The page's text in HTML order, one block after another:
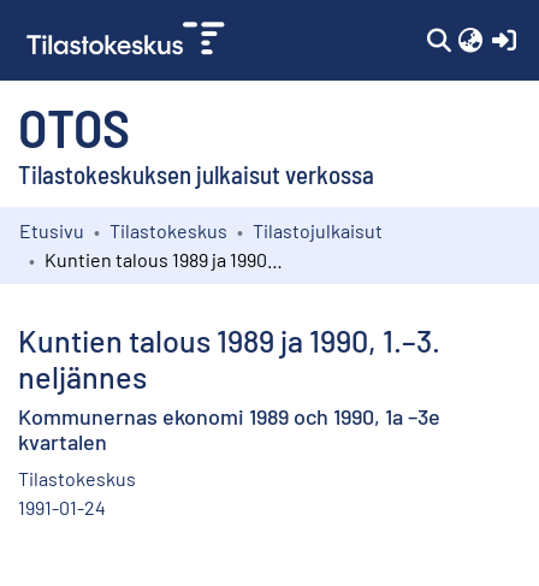
OTOS
Tilastokeskuksen julkaisut verkossa
Kokoelmat
Etusivu Tilastokeskus
Tilastojulkaisut
Kuntien talous 1989 ja 1990, 1.–3.
neljännes
Kommunernas ekonomi 1989 och 1990, 1a –3e
kvartalen
Tilastokeskus
1991-01-24